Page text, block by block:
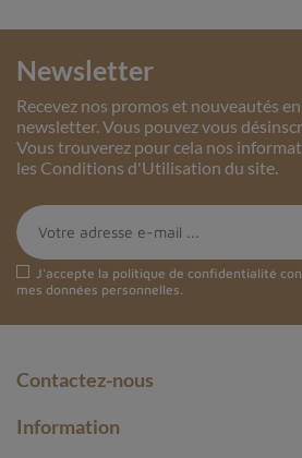
Newsletter
Recevez nos promos et nouveautés
newsletter. Vous pouvez vous
Vous trouverez pour cela nos
les Conditions d'Utilisation du site.
J'accepte la politique de confidentialité
mes données personnelles.
Contactez-nous
Information